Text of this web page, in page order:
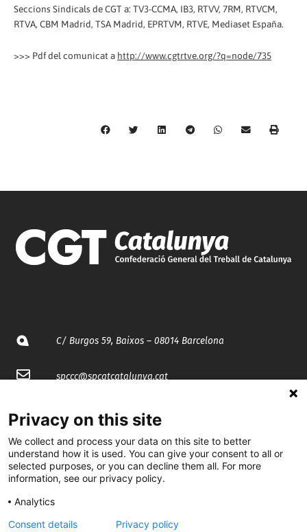
Seccions Sindicals de CGT a: TV3-CCMA, IB3, RTVV, 7RM, RTVCM,
RTVA, CBM Madrid, TSA Madrid, EPRTVM, RTVE, Mediaset España.
>>> Pdf del comunicat a http://www.cgtrtve.org/?q=node/735
C/ Burgos 59, Baixos – 08014 Barcelona
spccc@spcgtcatalunya.cat
@CGTCatalunya
cgtcatalunya
CGTCatalunya
cgtcatalunya
Privacy on this site
We collect and process your data on this site to better
understand how it is used. You can give your consent to all or
selected purposes, or you can decline them all. For more
information, see our privacy policy.
Analytics
Consent details
Privacy policy